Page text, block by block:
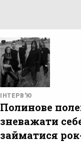
ІНТЕРВ'Ю
Полинове
зневажати
займатися